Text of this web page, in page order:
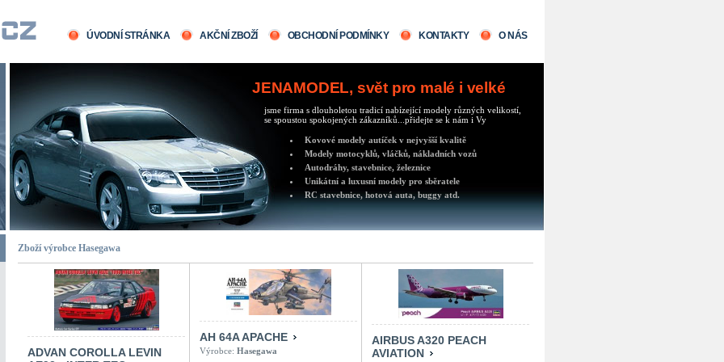
ÚVODNÍ STRÁNKA AKČNÍ ZBOŽÍ OBCHODNÍ PODMÍNKY KONTAKTY O NÁS
JENAMODEL, svět pro malé i velké
jsme firma s dlouholetou tradicí nabízející modely různých velikostí,
se spoustou spokojených zákazníků...přidejte se k nám i Vy
Kovové modely autíček v nejvyšší kvalitě
Modely motocyklů, vláčků, nákladních vozů
Autodráhy, stavebnice, železnice
Unikátní a luxusní modely pro sběratele
RC stavebnice, hotová auta, buggy atd.
Zboží výrobce Hasegawa
ADVAN COROLLA LEVIN
AH 64A APACHE
Výrobce: Hasegawa
AIRBUS A320 PEACH
AVIATION